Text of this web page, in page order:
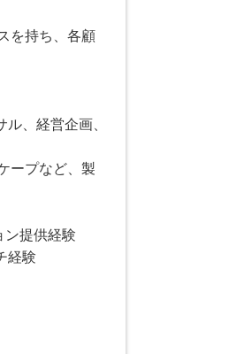
を持ち、各顧
、経営企画、
ープなど、製
ン提供経験
経験